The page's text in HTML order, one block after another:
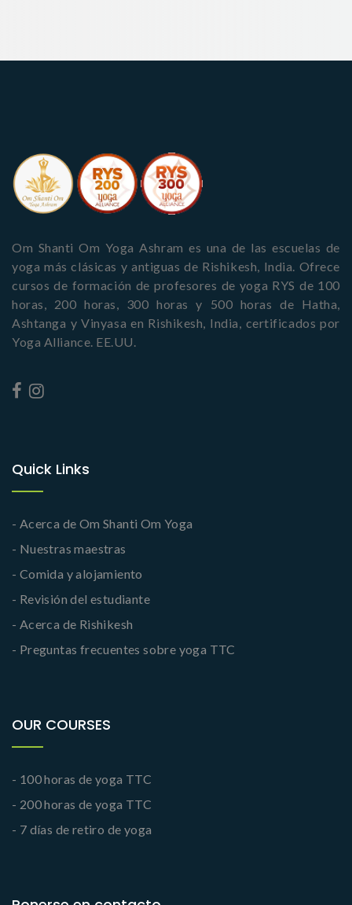
Om Shanti Om Yoga Ashram es una de las escuelas de
yoga más clásicas y antiguas de Rishikesh, India. Ofrece
cursos de formación de profesores de yoga RYS de 100
horas, 200 horas, 300 horas y 500 horas de Hatha,
Ashtanga y Vinyasa en Rishikesh, India, certificados por
Yoga Alliance. EE.UU.
Quick Links
- Acerca de Om Shanti Om Yoga
- Nuestras maestras
- Comida y alojamiento
- Revisión del estudiante
- Acerca de Rishikesh
- Preguntas frecuentes sobre yoga TTC
OUR COURSES
- 100 horas de yoga TTC
- 200 horas de yoga TTC
- 7 días de retiro de yoga